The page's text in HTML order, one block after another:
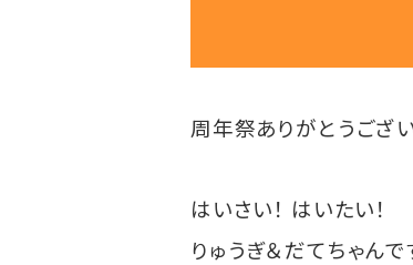
周年祭ありがとうござ
はいさい！ はいたい！
りゅうぎ＆だてちゃんで